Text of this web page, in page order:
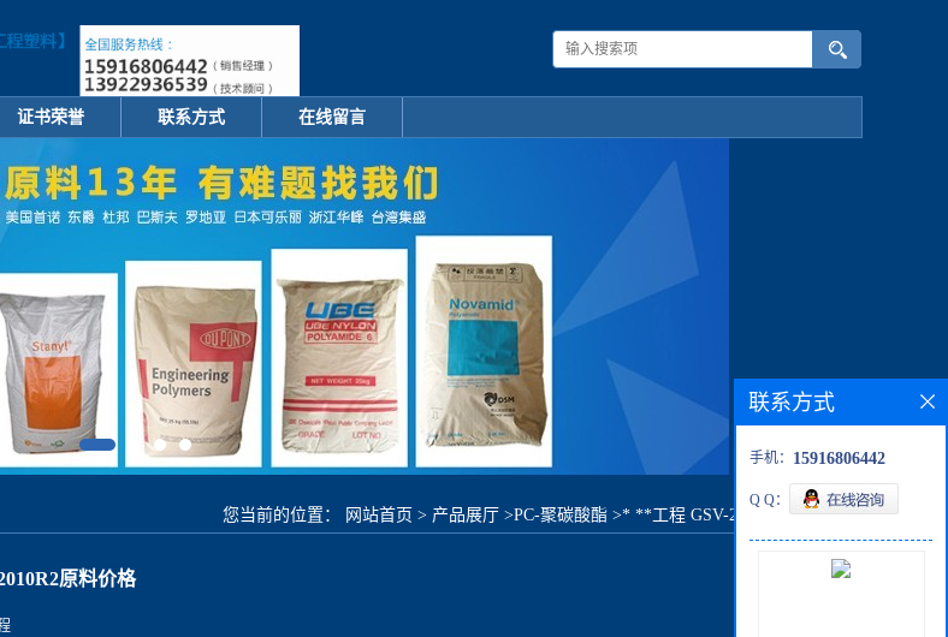
证书荣誉 联系方式 在线留言
您当前的位置： 网站首页 > 产品展厅 >PC-聚碳酸酯 >* **工程 GSV-2010R2原料价格
原料价格
联系方式
手机： 15916806442
Q Q：